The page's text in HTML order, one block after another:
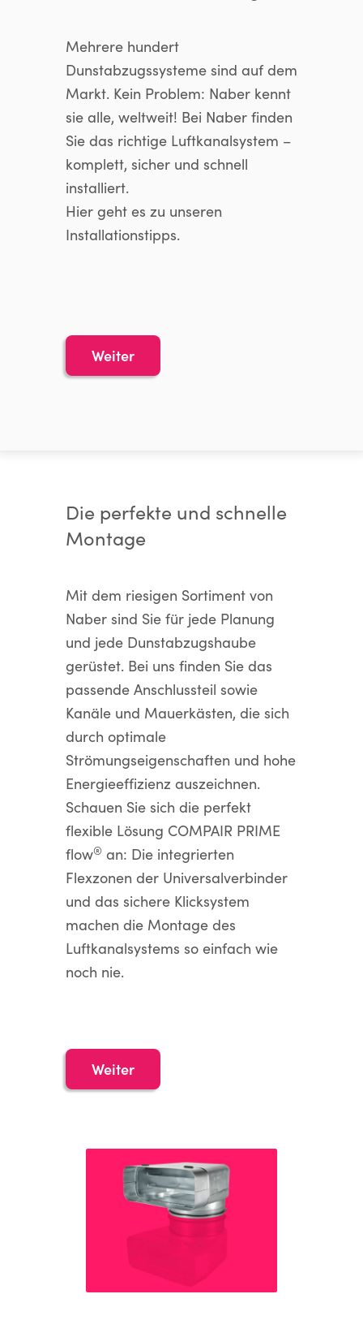
Mehrere hundert
Dunstabzugssysteme sind auf dem
Markt. Kein Problem: Naber kennt
sie alle, weltweit! Bei Naber finden
Sie das richtige Luftkanalsystem –
komplett, sicher und schnell
installiert.
Hier geht es zu unseren
Installationstipps.
Weiter
Die perfekte und schnelle
Montage
Mit dem riesigen Sortiment von
Naber sind Sie für jede Planung
und jede Dunstabzugshaube
gerüstet. Bei uns finden Sie das
passende Anschlussteil sowie
Kanäle und Mauerkästen, die sich
durch optimale
Strömungseigenschaften und hohe
Energieeffizienz auszeichnen.
Schauen Sie sich die perfekt
flexible Lösung COMPAIR PRIME
flow®an: Die integrierten
Flexzonen der Universalverbinder
und das sichere Klicksystem
machen die Montage des
Luftkanalsystems so einfach wie
noch nie.
Weiter